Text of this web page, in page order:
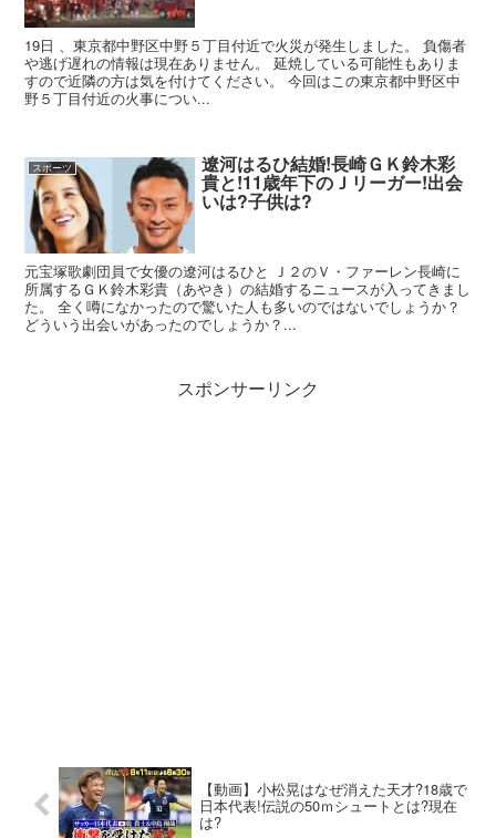
19日 、東京都中野区中野５丁目付近で火災が発生しました。 負傷者
や逃げ遅れの情報は現在ありません。 延焼している可能性もありま
すので近隣の方は気を付けてください。 今回はこの東京都中野区中
野５丁目付近の火事につい...
スポーツ 遼河はるひ結婚!長崎ＧＫ鈴木彩
貴と!11歳年下のＪリーガー!出会
いは?子供は?
元宝塚歌劇団員で女優の遼河はるひと Ｊ２のＶ・ファーレン長崎に
所属するＧＫ鈴木彩貴（あやき）の結婚するニュースが入ってきまし
た。 全く噂になかったので驚いた人も多いのではないでしょうか？
どういう出会いがあったのでしょうか？...
スポンサーリンク
【動画】小松晃はなぜ消えた天才?18歳で
日本代表!伝説の50ｍシュートとは?現在
は?